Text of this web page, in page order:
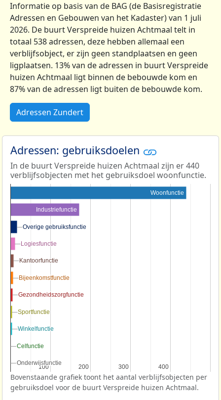
Informatie op basis van de BAG (de Basisregistratie
Adressen en Gebouwen van het Kadaster) van 1 juli
2026. De buurt Verspreide huizen Achtmaal telt in
totaal 538 adressen, deze hebben allemaal een
verblijfsobject, er zijn geen standplaatsen en geen
ligplaatsen. 13% van de adressen in buurt Verspreide
huizen Achtmaal ligt binnen de bebouwde kom en
87% van de adressen ligt buiten de bebouwde kom.
Adressen Zundert
Adressen: gebruiksdoelen
In de buurt Verspreide huizen Achtmaal zijn er 440
verblijfsobjecten met het gebruiksdoel woonfunctie.
100
100 200
200 300
300 400
400
Woonfunctie
Industriefunctie
Overige gebruiksfunctie
Overige gebruiksfunctie
Logiesfunctie
Logiesfunctie
Kantoorfunctie
Kantoorfunctie
Bijeenkomstfunctie
Bijeenkomstfunctie
Gezondheidszorgfunctie
Gezondheidszorgfunctie
Sportfunctie
Sportfunctie
Winkelfunctie
Winkelfunctie
Celfunctie
Celfunctie
Onderwijsfunctie
Onderwijsfunctie
Bovenstaande grafiek toont het aantal verblijfsobjecten per
gebruiksdoel voor de buurt Verspreide huizen Achtmaal.